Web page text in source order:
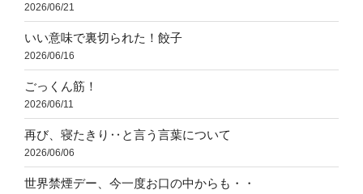
2026/06/21
いい意味で裏切られた！餃子
2026/06/16
ごっくん筋！
2026/06/11
再び、寝たきり‥と言う言葉について
2026/06/06
世界禁煙デー、今一度お口の中からも・・